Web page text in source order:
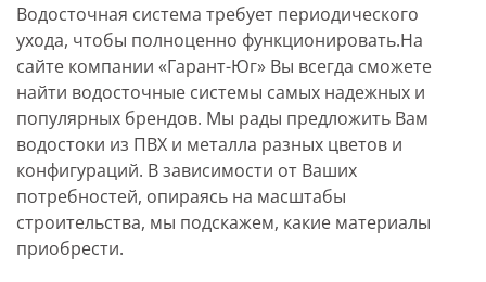
Водосточная система требует периодического
ухода, чтобы полноценно функционировать.На
сайте компании «Гарант-Юг» Вы всегда сможете
найти водосточные системы самых надежных и
популярных брендов. Мы рады предложить Вам
водостоки из ПВХ и металла разных цветов и
конфигураций. В зависимости от Ваших
потребностей, опираясь на масштабы
строительства, мы подскажем, какие материалы
приобрести.